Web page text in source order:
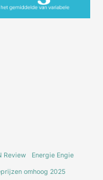
Review Energie Engie
omhoog 2025